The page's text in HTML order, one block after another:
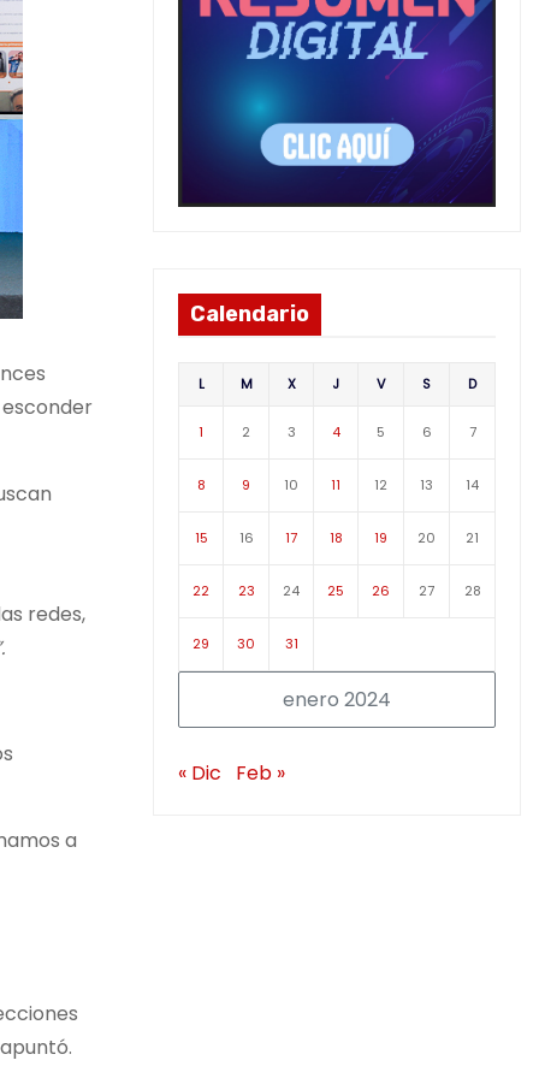
redes,
a
Calendario
enero 2024
L M X J V S D
1 2 3 4 5 6 7
8 9 10 11 12 13 14
15 16 17 18 19 20 21
22 23 24 25 26 27 28
29 30 31
« Dic Feb »